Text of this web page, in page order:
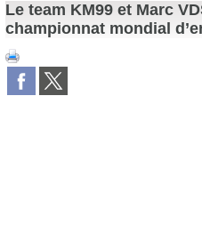
Le team KM99 et Marc
championnat mondial